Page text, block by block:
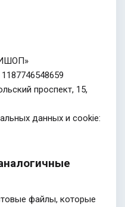
проспект, 15,
данных и cookie:
файлы, которые